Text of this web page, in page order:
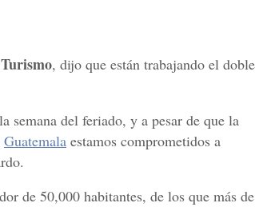
Turismo, dijo que están trabajando el doble
semana del feriado, y a pesar de que la
Guatemala estamos comprometidos a
de 50,000 habitantes, de los que más de